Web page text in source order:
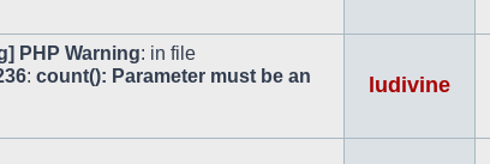
PHP Warning: in file
: count(): Parameter must be an
ludivine